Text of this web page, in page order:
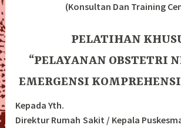
(Konsultan Dan Training
PELATIHAN
“PELAYANAN OBSTETRI
EMERGENSI
Kepada Yth.
Direktur Rumah Sakit / Kepala